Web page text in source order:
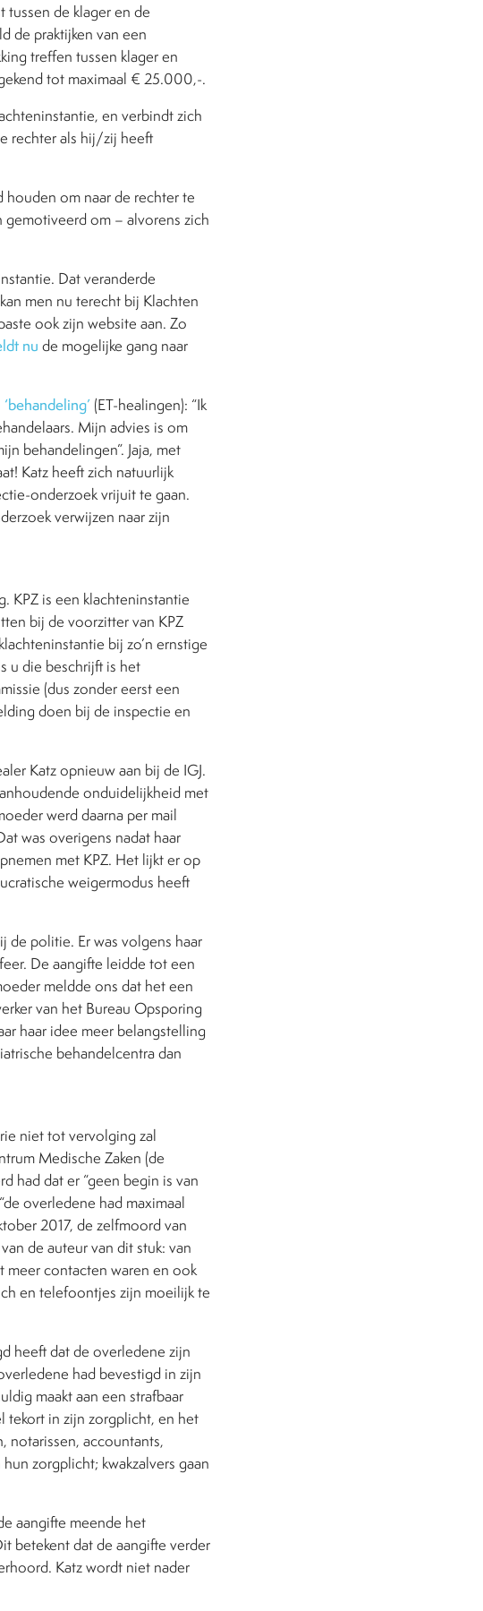
tussen de klager en de
de praktijken van een
treffen tussen klager en
tot maximaal € 25.000,-.
en verbindt zich
rechter als hij/zij heeft
om naar de rechter te
gemotiveerd om – alvorens zich
Dat veranderde
men nu terecht bij Klachten
ook zijn website aan. Zo
nu de mogelijke gang naar
(ET-healingen): “Ik
Mijn advies is om
behandelingen”. Jaja, met
Katz heeft zich natuurlijk
onderzoek vrijuit te gaan.
verwijzen naar zijn
KPZ is een klachteninstantie
bij de voorzitter van KPZ
bij zo’n ernstige
u die beschrijft is het
(dus zonder eerst een
doen bij de inspectie en
Katz opnieuw aan bij de IGJ.
onduidelijkheid met
werd daarna per mail
was overigens nadat haar
met KPZ. Het lijkt er op
weigermodus heeft
de politie. Er was volgens haar
De aangifte leidde tot een
meldde ons dat het een
van het Bureau Opsporing
haar idee meer belangstelling
behandelcentra dan
niet tot vervolging zal
Medische Zaken (de
had dat er “geen begin is van
overledene had maximaal
2017, de zelfmoord van
de auteur van dit stuk: van
meer contacten waren en ook
en telefoontjes zijn moeilijk te
heeft dat de overledene zijn
had bevestigd in zijn
maakt aan een strafbaar
tekort in zijn zorgplicht, en het
notarissen, accountants,
zorgplicht; kwakzalvers gaan
aangifte meende het
betekent dat de aangifte verder
Katz wordt niet nader